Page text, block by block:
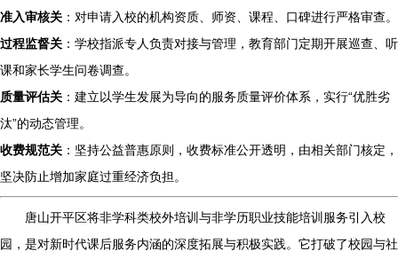
准入审核关 ：对申请入校的机构资质、师资、课程、口碑进行严格审查。
过程监督关 ：学校指派专人负责对接与管理，教育部门定期开展巡查、听
课和家长学生问卷调查。
质量评估关 ：建立以学生发展为导向的服务质量评价体系，实行“优胜劣
汰”的动态管理。
收费规范关 ：坚持公益普惠原则，收费标准公开透明，由相关部门核定，
坚决防止增加家庭过重经济负担。
唐山开平区将非学科类校外培训与非学历职业技能培训服务引入校
园，是对新时代课后服务内涵的深度拓展与积极实践。它打破了校园与社